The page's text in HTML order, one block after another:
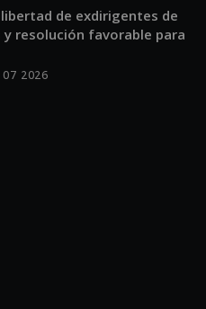
libertad de exdirigentes de
y resolución favorable para
07 2026